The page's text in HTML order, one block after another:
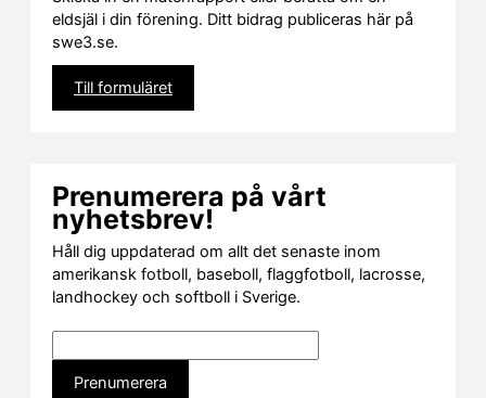
s
o
eldsjäl i din förening. Ditt bidrag publiceras här på
swe3.se.
Till formuläret
Prenumerera på vårt
nyhetsbrev!
Håll dig uppdaterad om allt det senaste inom
amerikansk fotboll, baseboll, flaggfotboll, lacrosse,
landhockey och softboll i Sverige.